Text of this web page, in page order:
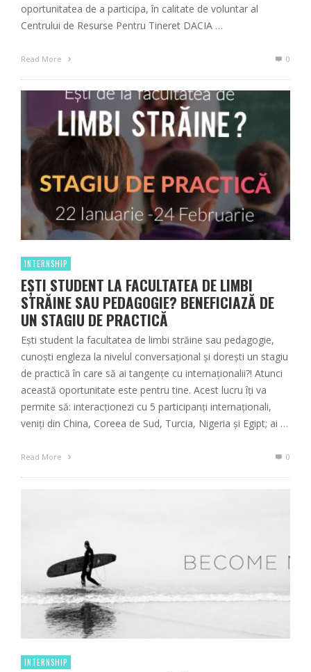
oportunitatea de a participa, în calitate de voluntar al
Centrului de Resurse Pentru Tineret DACIA …
Read More 0
INTERNSHIP
EȘTI STUDENT LA FACULTATEA DE LIMBI
STRĂINE SAU PEDAGOGIE? BENEFICIAZĂ DE
UN STAGIU DE PRACTICĂ
Ești student la facultatea de limbi străine sau pedagogie,
cunoști engleza la nivelul conversațional și dorești un stagiu
de practică în care să ai tangențe cu internaționalii?! Atunci
această oportunitate este pentru tine. Acest lucru îți va
permite să: interacționezi cu 5 participanți internaționali,
veniți din China, Coreea de Sud, Turcia, Nigeria și Egipt; ai …
Read More 0
INTERNSHIP